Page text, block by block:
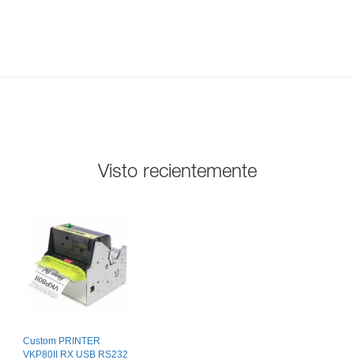
Visto recientemente
Custom PRINTER
VKP80II RX USB RS232